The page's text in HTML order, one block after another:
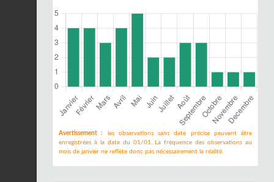
Avertissement :
les observations sans date précise peuvent être
enregistrées à la date du 01/01. La fréquence des observations au
mois de janvier ne reflète donc pas nécessairement la réalité.